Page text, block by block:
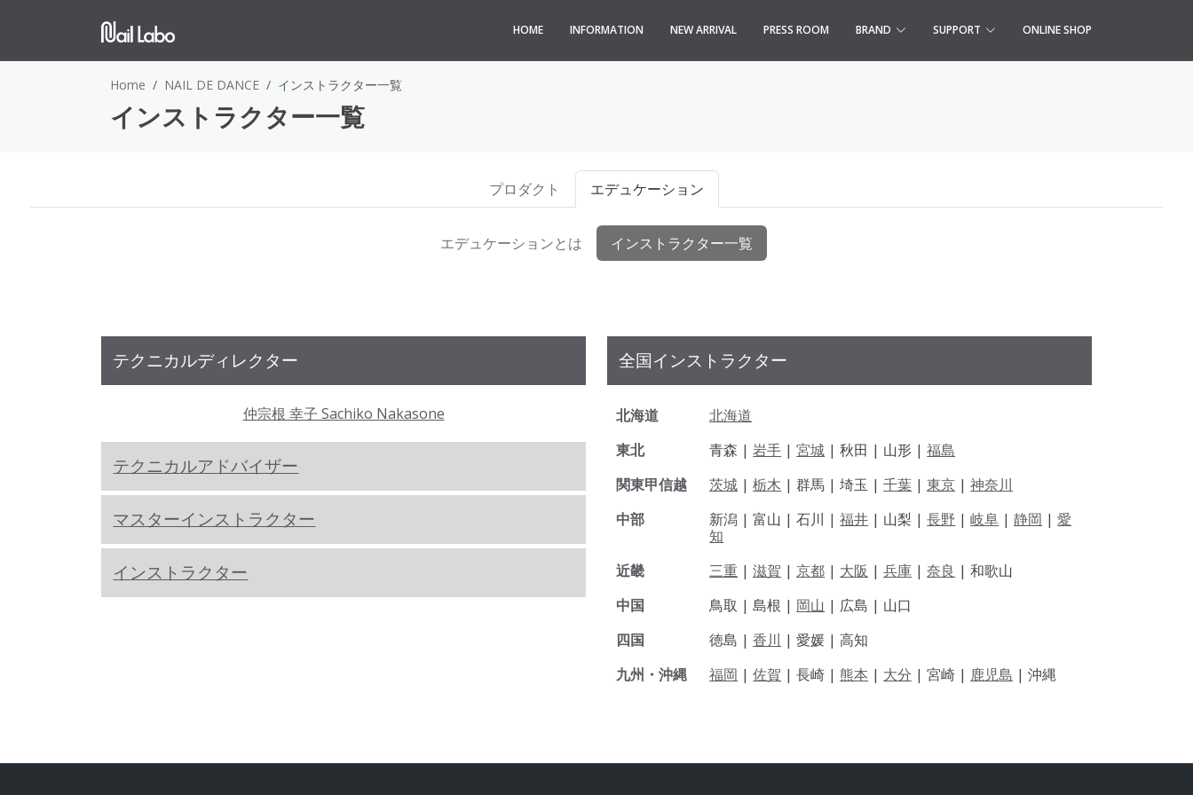
HOME INFORMATION NEW ARRIVAL PRESS ROOM BRAND SUPPORT ONLINE SHOP
Home NAIL DE DANCE インストラクター一覧
インストラクター一覧
プロダクト エデュケーション
エデュケーションとは インストラクター一覧
テクニカルディレクター
仲宗根 幸子 Sachiko Nakasone
テクニカルアドバイザー
マスターインストラクター
インストラクター
全国インストラクター
北海道
北海道
東北
青森 |岩手 |宮城 | 秋田 | 山形 |福島
関東甲信越
茨城 |栃木 | 群馬 | 埼玉 |千葉 |東京 |神奈川
中部
新潟 |富山 |石川 |福井 | 山梨 |長野 |岐阜 |静岡 |愛
知
近畿
三重 |滋賀 |京都 | 大阪 |兵庫 |奈良 |和歌山
中国
鳥取 |島根 | 岡山 | 広島 | 山口
四国
徳島 |香川 |愛媛 |高知
九州・沖縄
福岡 |佐賀 |長崎 | 熊本 | 大分 |宮崎 | 鹿児島 |沖縄